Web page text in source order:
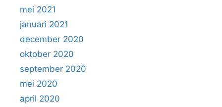
mei 2021
januari 2021
december 2020
oktober 2020
september 2020
mei 2020
april 2020